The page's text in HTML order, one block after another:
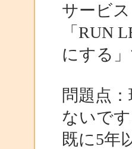
サービ
「RUN
にする
問題点
ないです
既に5年